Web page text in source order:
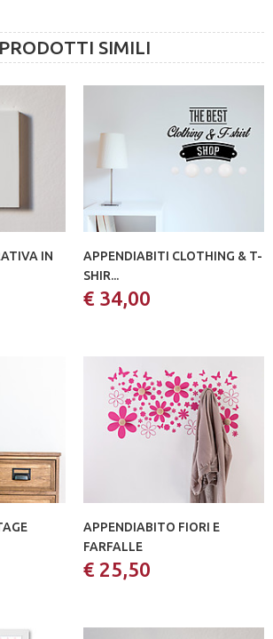
PRODOTTI SIMILI
IN
APPENDIABITI CLOTHING & T-
SHIR...
€ 34,00
APPENDIABITO FIORI E
FARFALLE
€ 25,50